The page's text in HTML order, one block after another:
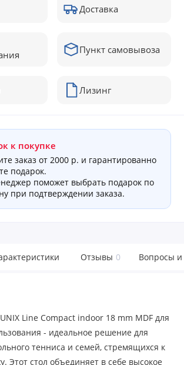
Доставка
Пункт самовывоза
Лизинг
к покупке
заказ от 2000 р. и гарантированно
подарок.
поможет выбрать подарок по
при подтверждении заказа.
Отзывы 0 Вопросы и
Line Compact indoor 18 mm MDF для
- идеальное решение для
тенниса и семей, стремящихся к
Этот стол объединяет в себе высокое